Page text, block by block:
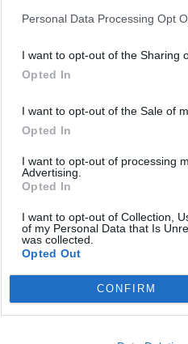
Personal Data Processing Opt
I want to opt-out of the Sharing
Opted In
I want to opt-out of the Sale of
Opted In
I want to opt-out of processing
Advertising.
Opted In
I want to opt-out of Collection,
of my Personal Data that Is
was collected.
Opted Out
CONFIRM